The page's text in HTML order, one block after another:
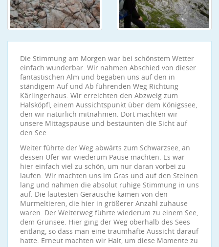
Die Stimmung am Morgen war bei schönstem Wetter
einfach wunderbar. Wir nahmen Abschied von dieser
fantastischen Alm und begaben uns auf den in
ständigem Auf und Ab führenden Weg Richtung
Kärlingerhaus. Wir erreichten den Abzweig zum
Halsköpfl, einem Aussichtspunkt über dem Königssee,
den wir natürlich mitnahmen. Dort machten wir
unsere Mittagspause und bestaunten die Sicht auf
den See.
Weiter führte der Weg abwärts zum Schwarzsee, an
dessen Ufer wir wiederum Pause machten. Es war
hier einfach viel zu schön, um nur daran vorbei zu
laufen. Wir machten uns im Gras und auf den Steinen
lang und nahmen die absolut ruhige Stimmung in uns
auf. Die lautesten Geräusche kamen von den
Murmeltieren, die hier in größerer Anzahl zuhause
waren. Der Weiterweg führte wiederum zu einem See,
dem Grünsee. Hier ging der Weg oberhalb des Sees
entlang, so dass man eine traumhafte Aussicht darauf
hatte. Erneut machten wir Halt, um diese Momente zu